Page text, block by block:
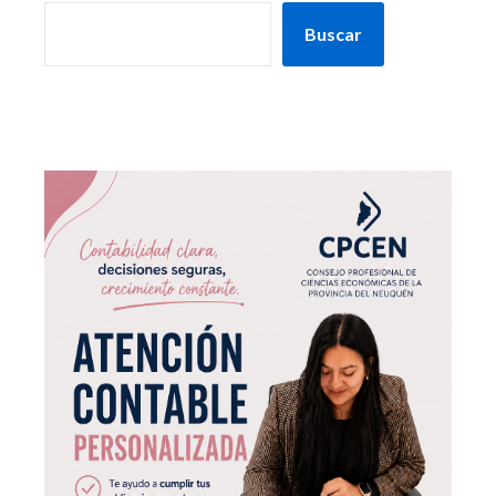
Buscar